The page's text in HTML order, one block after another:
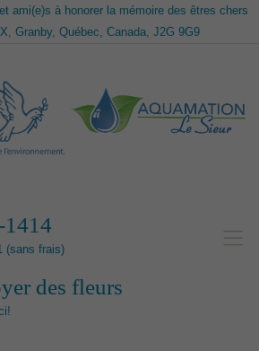
ami(e)s à honorer la mémoire des êtres chers
Granby, Québec, Canada, J2G 9G9
(sans frais)
des fleurs